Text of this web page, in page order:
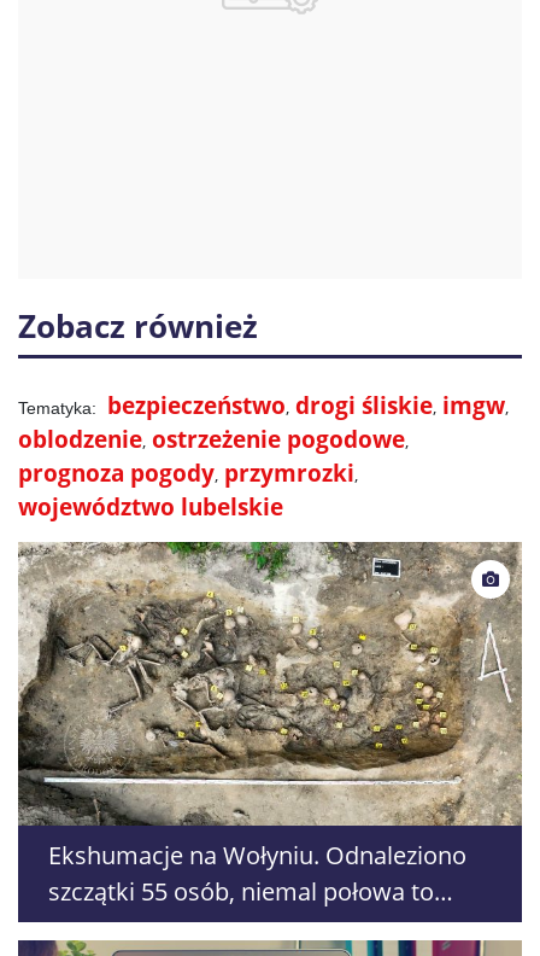
Zobacz również
bezpieczeństwo drogi śliskie imgw
oblodzenie ostrzeżenie pogodowe
prognoza pogody przymrozki
województwo lubelskie
Ekshumacje na Wołyniu. Odnaleziono
szczątki 55 osób, niemal połowa to
dzieci